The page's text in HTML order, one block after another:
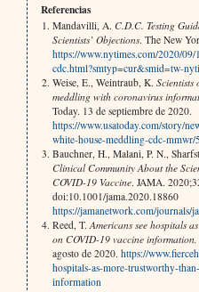
Referencias
Mandavilli, A. C.D.C. Testing
Scientists’ Objections. The New
https://www.nytimes.com/2020/
cdc.html?smtyp=cur&smid=tw-
Weise, E., Weintraub, K. Scientists
meddling with coronavirus
Today. 13 de septiembre de 2020.
https://www.usatoday.com/story/
white-house-meddling-cdc-mmwr/
Bauchner, H., Malani, P. N.,
Clinical Community About the
COVID-19 Vaccine. JAMA.
doi:10.1001/jama.2020.18860
https://jamanetwork.com/journals/
Reed, T. Americans see hospitals
on COVID-19 vaccine
agosto de 2020. https://
hospitals-as-more-trustworthy-
information